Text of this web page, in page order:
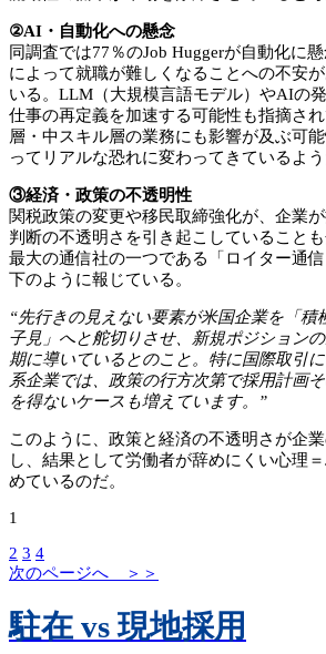
②AI・自動化への懸念
同調査では77％のJob Huggerが自動化に
によって就職が難しくなることへの不安
いる。LLM（大規模言語モデル）やAIの
仕事の再定義を加速する可能性も指摘さ
層・中スキル層の業務にも影響が及ぶ可
ってリアルな恐れに変わってきているよう
③経済・政策の不透明性
関税政策の変更や移民取締強化が、企業
判断の不透明さを引き起こしていること
最大の通信社の一つである「ロイター通
下のように報じている。
“先行きの見えない要素が米国企業を「積
子見」へと舵切りさせ、新規ポジション
期に導いているとのこと。特に国際取引
系企業では、政策の行方次第で採用計画
を得ないケースも増えています。
”
このように、政策と経済の不透明さが企
し、結果として労働者が辞めにくい心理
めているのだ。
1
2 3 4
次のページへ ＞＞
駐在 vs 現地採用